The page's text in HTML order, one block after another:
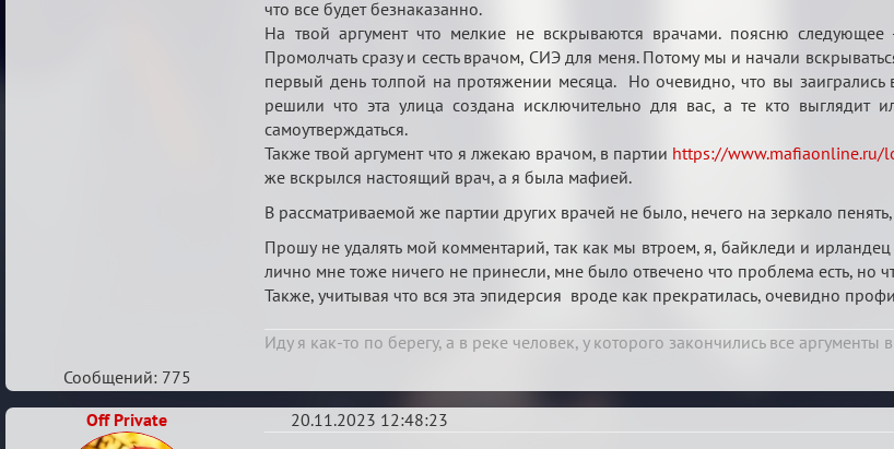
19.11.2023
что все будет безнаказанно.
На твой аргумент что мелкие не вскрываются врачами. поясню
Промолчать сразу и сесть врачом, СИЭ для меня. Потому мы и начали
первый день толпой на протяжении месяца. Но очевидно, что вы
решили что эта улица создана исключительно для вас, а те кто
самоутверждаться.
Также твой аргумент что я лжекаю врачом, в партии https://www.mafiaonline.ru/
же вскрылся настоящий врач, а я была мафией.
В рассматриваемой же партии других врачей не было, нечего на зеркало пенять,
Прошу не удалять мой комментарий, так как мы втроем, я, байкледи и
лично мне тоже ничего не принесли, мне было отвечено что проблема есть, но
Также, учитывая что вся эта эпидерсия вроде как прекратилась, очевидно
Иду я как-то по берегу, а в реке человек, у которого закончились все
Сообщений: 775
Off Private 20.11.2023 12:48:23